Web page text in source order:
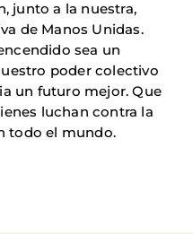
junto a la nuestra,
de Manos Unidas.
sea un
poder colectivo
un futuro mejor. Que
luchan contra la
todo el mundo.